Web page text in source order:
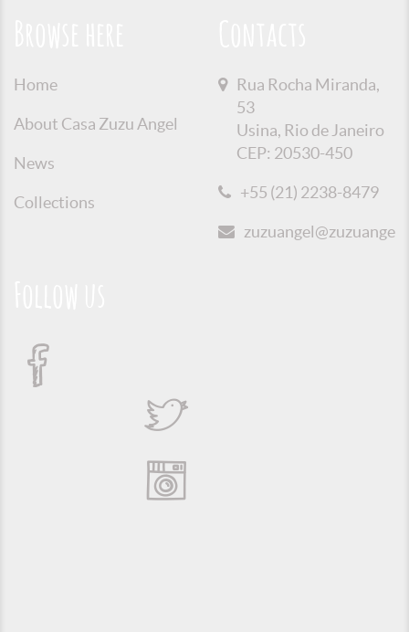
Home
About Casa Zuzu Angel
News
Collections
Rua Rocha Miranda,
53
Usina, Rio de Janeiro
CEP: 20530-450
+55 (21) 2238-8479